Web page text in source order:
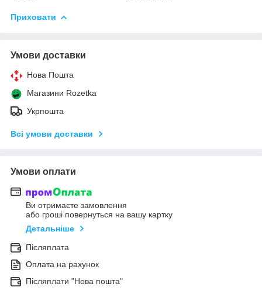
Приховати
Умови доставки
Нова Пошта
Магазини Rozetka
Укрпошта
Всі умови доставки
Умови оплати
Ви отримаєте замовлення
або гроші повернуться на вашу картку
Детальніше
Післяплата
Оплата на рахунок
Післяплати "Нова пошта"